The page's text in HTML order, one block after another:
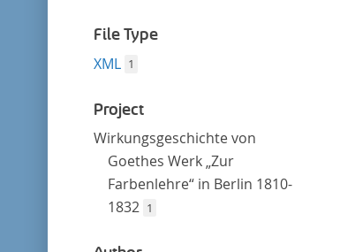
filterFile Type
XML 1
Project
Wirkungsgeschichte von
Goethes Werk „Zur
Farbenlehre“ in Berlin 1810-
1832 1